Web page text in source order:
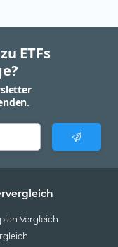
ETFs
Vergleich